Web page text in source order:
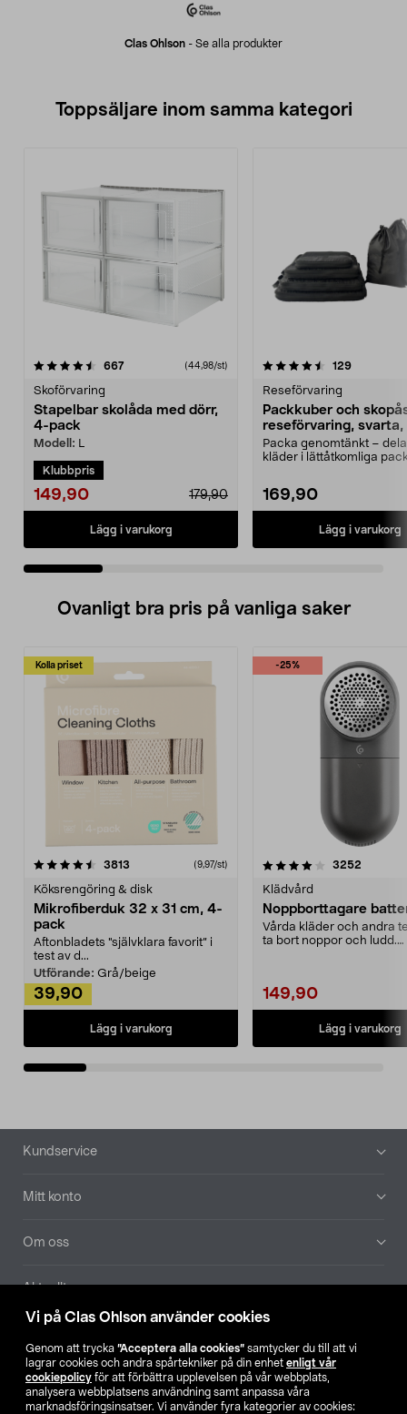
Vi på Clas Ohlson använder cookies
Genom att trycka ”Acceptera alla cookies” samtycker du till att vi
lagrar cookies och andra spårtekniker på din enhet enligt vår
cookiepolicy för att förbättra upplevelsen på vår webbplats,
analysera webbplatsens användning samt anpassa våra
marknadsföringsinsatser. Vi använder fyra kategorier av cookies:
Clas Ohlson - Se alla produkter
Toppsäljare inom samma kategori
667recensioner (44,98/st)
Skoförvaring
Stapelbar skolåda med dörr,
4-pack
Optimera utrymmet i garderoben
Modell: L
Klubbpris
149,90 179,90
Lägg i varukorg
4.5 av 5 stjärnor 129
Reseförvaring
Packkuber och
reseförvaring, svarta,
Packa genomtänkt –
kläder i lättåtkomliga
169,90
Lägg i varukorg
4.5 av 5 stjärnor
Ovanligt bra pris på vanliga saker
Kolla priset
3813 (9,97/st)
Köksrengöring & disk
Mikrofiberduk 32 x 31 cm, 4-
pack
Aftonbladets "självklara favorit” i
test av d...
Utförande: Grå/beige
39,90
Lägg i varukorg
-25%
4.0av 5 stjärnor 3252
Klädvård
Noppborttagare
Vårda kläder och andra
ta bort noppor och ludd.
149,90
Lägg i varukorg
4.5av 5 stjärnor
Sidfot
Kundservice
Mitt konto
Om oss
Aktuellt
Hitta butik